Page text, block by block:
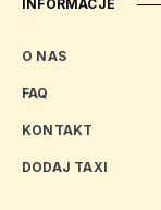
INFORMACJE
O NAS
FAQ
KONTAKT
DODAJ TAXI